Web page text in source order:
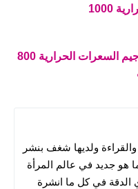
1000
السعرات الحرارية 800
ولديها شغف بنشر
هو جديد في عالم المرأة
الدقة في كل ما انشرة